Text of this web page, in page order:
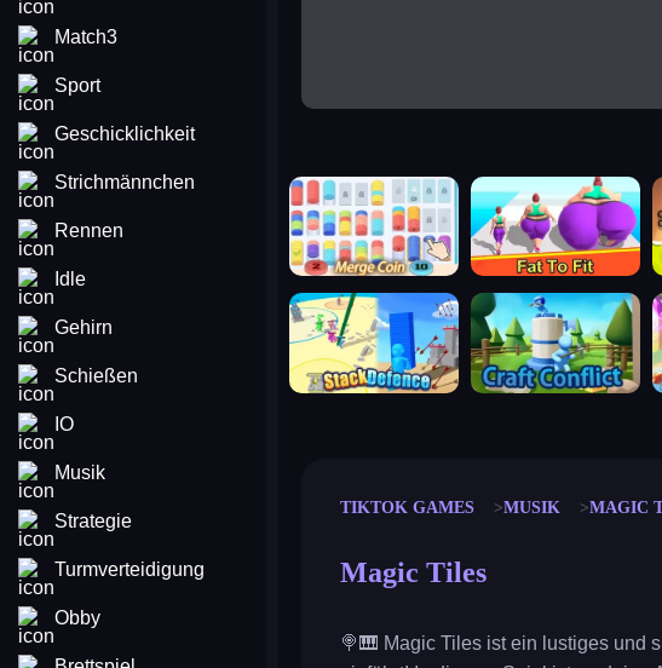
Match3
Sport
Geschicklichkeit
Strichmännchen
Rennen
Idle
Gehirn
Schießen
IO
Musik
Strategie
Turmverteidigung
Obby
merge coin fat to fit
stack defence craft conflict
TIKTOK GAMES MUSIK MAGIC
Magic Tiles
🍭🎹 Magic Tiles ist ein lustiges und